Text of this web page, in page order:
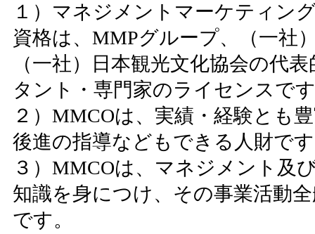
１）マネジメントマーケティン
資格は、MMPグループ、（一社
（一社）日本観光文化協会の代
タント・専門家のライセンスで
２）MMCOは、実績・経験とも
後進の指導などもできる人財で
３）MMCOは、マネジメント及
知識を身につけ、その事業活動
です。